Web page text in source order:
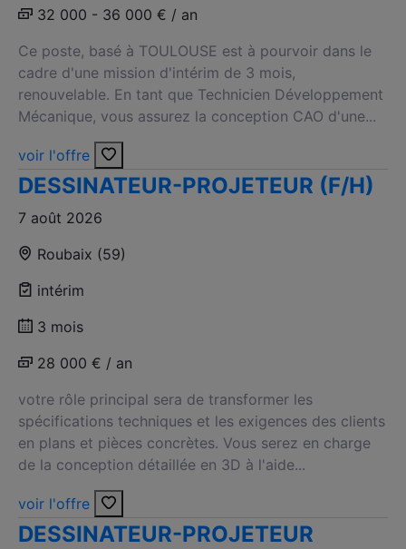
32 000 - 36 000 € / an
Ce poste, basé à TOULOUSE est à pourvoir dans le
cadre d'une mission d'intérim de 3 mois,
renouvelable. En tant que Technicien Développement
Mécanique, vous assurez la conception CAO d'une...
voir l'offre
DESSINATEUR-PROJETEUR (F/H)
7 août 2026
Roubaix (59)
intérim
3 mois
28 000 € / an
votre rôle principal sera de transformer les
spécifications techniques et les exigences des clients
en plans et pièces concrètes. Vous serez en charge
de la conception détaillée en 3D à l'aide...
voir l'offre
DESSINATEUR-PROJETEUR